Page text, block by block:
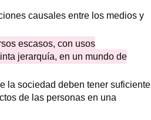
causales entre los medios y
escasos, con usos
jerarquía, en un mundo de
la sociedad deben tener suficiente
de las personas en una